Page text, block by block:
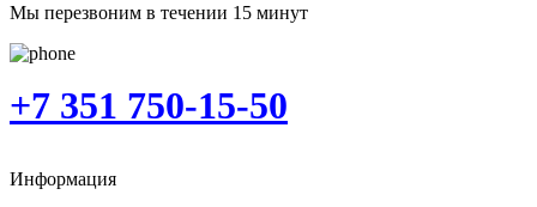
Мы перезвоним в течении 15 минут
+7 351 750-15-50
Информация